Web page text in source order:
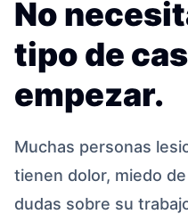
No
tipo de
empezar.
Muchas personas
tienen dolor, miedo
dudas sobre su